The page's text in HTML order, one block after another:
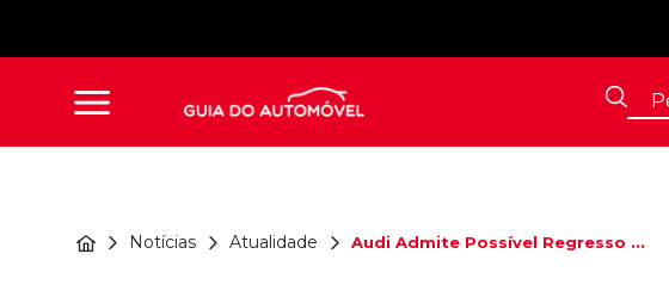
Notícias Atualidade Audi Admite Possível Regresso ...